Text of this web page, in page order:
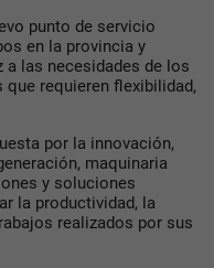
punto de servicio
en la provincia y
a las necesidades de los
requieren flexibilidad,
por la innovación,
maquinaria
y soluciones
la productividad, la
realizados por sus